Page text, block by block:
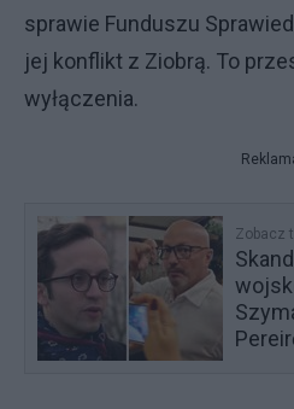
sprawie Funduszu
jej konflikt z Ziobrą. To
wyłączenia.
Zobacz